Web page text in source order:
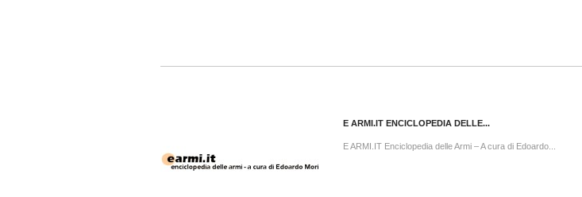
E ARMI.IT ENCICLOPEDIA DELLE...
E ARMI.IT Enciclopedia delle Armi – A cura di Edoardo...